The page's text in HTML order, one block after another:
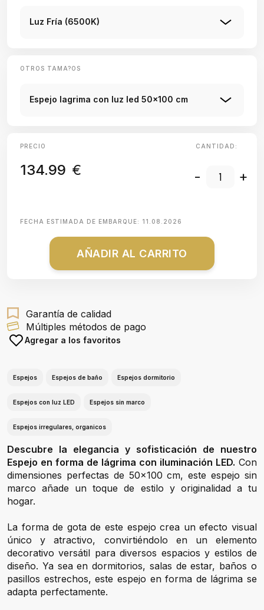
Luz Fría (6500K)
OTROS TAMA?OS
Espejo lagrima con luz led 50x100 cm
PRECIO
134.99 €
CANTIDAD:
- +
FECHA ESTIMADA DE EMBARQUE: 11.08.2026
AÑADIR AL CARRITO
Garantía de calidad
Múltiples métodos de pago
Agregar a los favoritos
Espejos Espejos de baño Espejos dormitorio
Espejos con luz LED Espejos sin marco
Espejos irregulares, organicos
Descubre la elegancia y sofisticación de nuestro
Espejo en forma de lágrima con iluminación LED. Con
dimensiones perfectas de 50x100 cm, este espejo sin
marco añade un toque de estilo y originalidad a tu
hogar.
La forma de gota de este espejo crea un efecto visual
único y atractivo, convirtiéndolo en un elemento
decorativo versátil para diversos espacios y estilos de
diseño. Ya sea en dormitorios, salas de estar, baños o
pasillos estrechos, este espejo en forma de lágrima se
adapta perfectamente.